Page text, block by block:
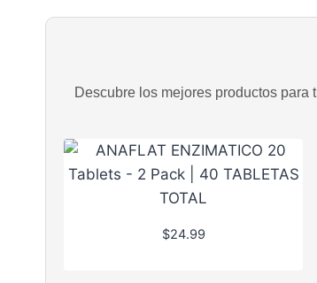
Descubre los mejores productos para
$24.99